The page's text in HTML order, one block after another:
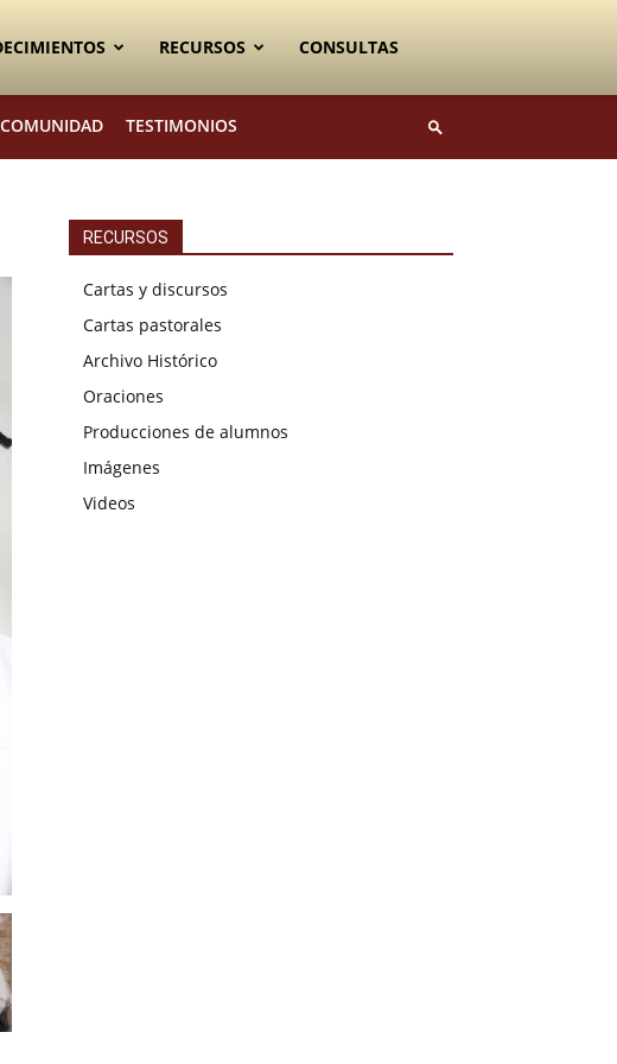
RECURSOS CONSULTAS
TESTIMONIOS
RECURSOS
Cartas y discursos
Cartas pastorales
Archivo Histórico
Oraciones
Producciones de alumnos
Imágenes
Videos